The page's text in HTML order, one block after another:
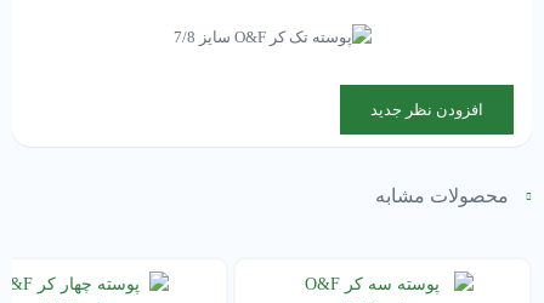
افزودن نظر جدید
محصولات مشابه